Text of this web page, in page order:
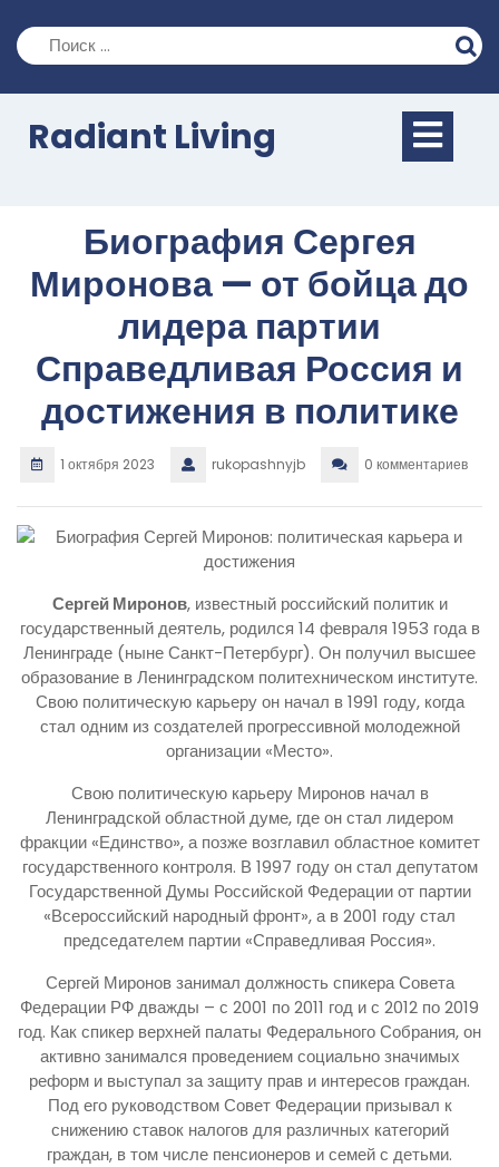
содержимому
Radiant Living
Биография Сергея
Миронова — от бойца до
лидера партии
Справедливая Россия и
достижения в политике
1 октября 2023 rukopashnyjb 0 комментариев
Сергей Миронов, известный российский политик и
государственный деятель, родился 14 февраля 1953 года в
Ленинграде (ныне Санкт-Петербург). Он получил высшее
образование в Ленинградском политехническом институте.
Свою политическую карьеру он начал в 1991 году, когда
стал одним из создателей прогрессивной молодежной
организации «Место».
Свою политическую карьеру Миронов начал в
Ленинградской областной думе, где он стал лидером
фракции «Единство», а позже возглавил областное комитет
государственного контроля. В 1997 году он стал депутатом
Государственной Думы Российской Федерации от партии
«Всероссийский народный фронт», а в 2001 году стал
председателем партии «Справедливая Россия».
Сергей Миронов занимал должность спикера Совета
Федерации РФ дважды – с 2001 по 2011 год и с 2012 по 2019
год. Как спикер верхней палаты Федерального Собрания, он
активно занимался проведением социально значимых
реформ и выступал за защиту прав и интересов граждан.
Под его руководством Совет Федерации призывал к
снижению ставок налогов для различных категорий
граждан, в том числе пенсионеров и семей с детьми.